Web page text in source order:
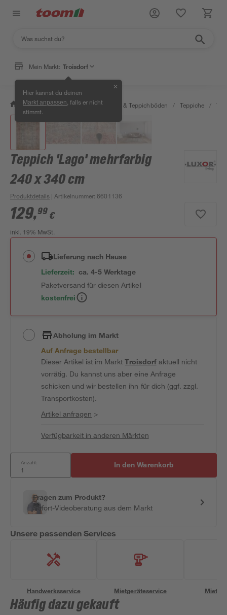
Mein Markt: Troisdorf
Hier kannst du deinen
Markt anpassen , falls er nicht
stimmt.
✕
/ Wohnen & Haushalt / Teppiche & Teppichböden / Teppiche /
Teppich 'Lago' mehrfarbig
240 x 340 cm
Produktdetails | Artikelnummer:6601136
129,99 €
inkl. 19% MwSt.
Lieferung nach Hause
Lieferzeit: ca. 4-5 Werktage
Paketversand für diesen Artikel
kostenfrei
Abholung im Markt
Auf Anfrage bestellbar
Dieser Artikel ist im MarktTroisdorfaktuell nicht
vorrätig. Du kannst uns aber eine Anfrage
schicken und wir bestellen ihn für dich (ggf. zzgl.
Transportkosten).
Artikel anfragen >
Verfügbarkeit in anderen Märkten
Anzahl: In den Warenkorb
Fragen zum Produkt?
Sofort-Videoberatung aus dem Markt
Unsere passenden Services
Handwerksservice Mietgeräteservice
Häufig dazu gekauft